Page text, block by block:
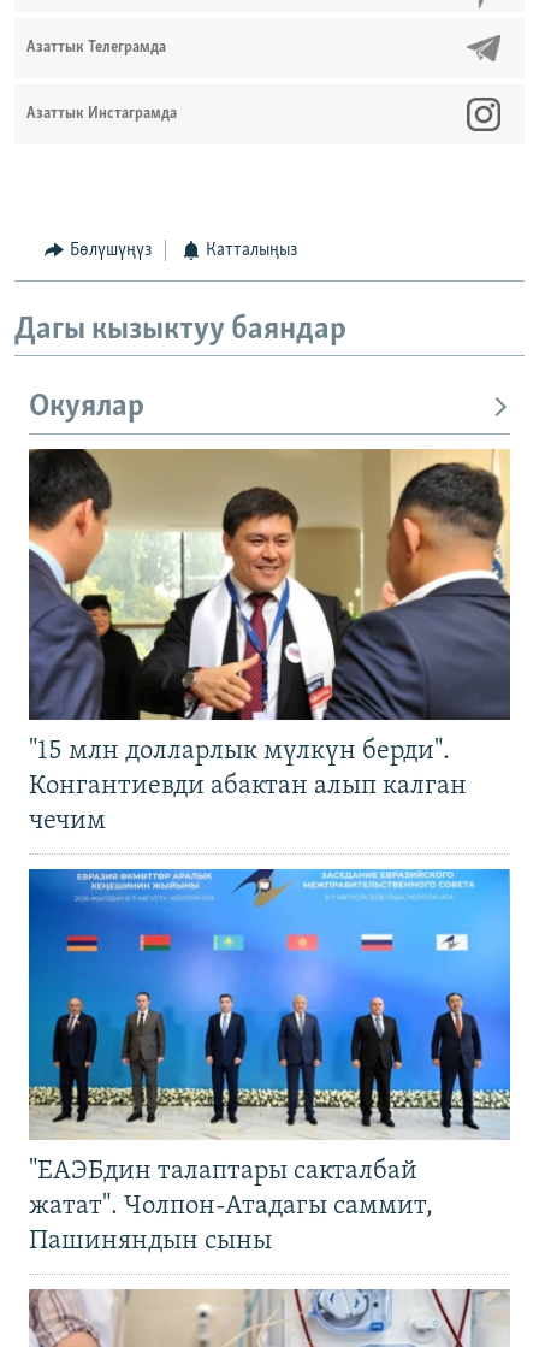
Азаттык Телеграмда
Азаттык Инстаграмда
Бөлүшүңүз Катталыңыз
Дагы кызыктуу баяндар
Окуялар
"15 млн долларлык мүлкүн берди".
Конгантиевди абактан алып калган
чечим
"ЕАЭБдин талаптары сакталбай
жатат". Чолпон-Атадагы саммит,
Пашиняндын сыны